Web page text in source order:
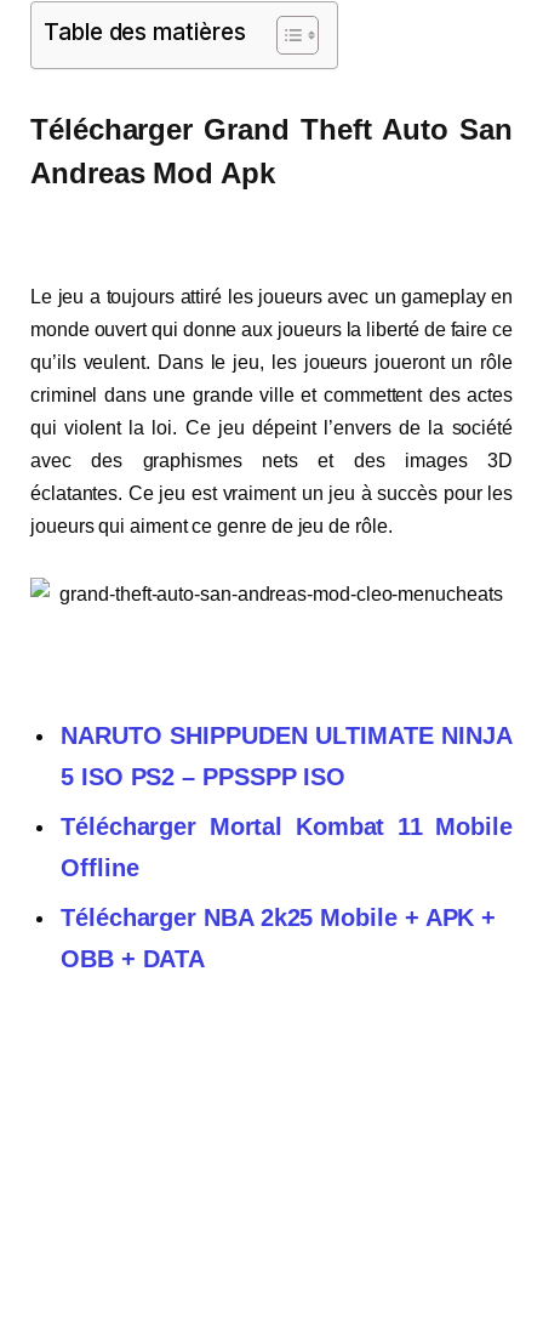
Table des matières
Télécharger Grand Theft Auto San
Andreas Mod Apk
Le jeu a toujours attiré les joueurs avec un gameplay en
monde ouvert qui donne aux joueurs la liberté de faire ce
qu’ils veulent. Dans le jeu, les joueurs joueront un rôle
criminel dans une grande ville et commettent des actes
qui violent la loi. Ce jeu dépeint l’envers de la société
avec des graphismes nets et des images 3D
éclatantes. Ce jeu est vraiment un jeu à succès pour les
joueurs qui aiment ce genre de jeu de rôle.
NARUTO SHIPPUDEN ULTIMATE NINJA
5 ISO PS2 – PPSSPP ISO
Télécharger Mortal Kombat 11 Mobile
Offline
Télécharger NBA 2k25 Mobile + APK +
OBB + DATA